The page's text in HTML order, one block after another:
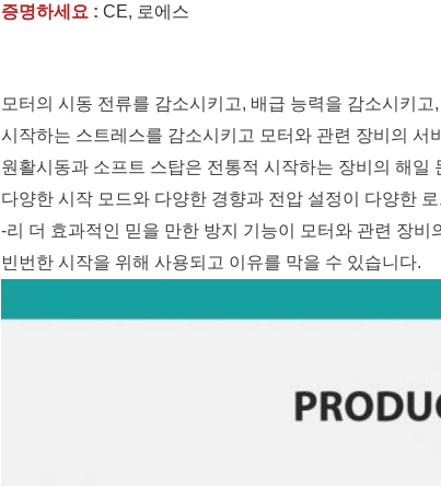
증명하세요 : CE, 로에스
모터의 시동 전류를 감소시키고, 배급 능력을 감소시키
시작하는 스트레스를 감소시키고 모터와 관련 장비의 서
원활시동과 소프트 스탑은 전통적 시작하는 장비의 해일
다양한 시작 모드와 다양한 경향과 전압 설정이 다양한
-리 더 효과적인 믿을 만한 방지 기능이 모터와 관련 장
빈번한 시작을 위해 사용되고 이유를 막을 수 있습니다.